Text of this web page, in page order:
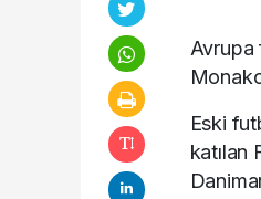
Avrupa
Eski
katılan